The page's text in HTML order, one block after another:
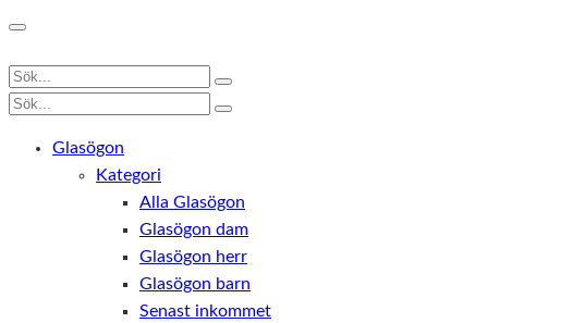
Glasögon
Kategori
Alla Glasögon
Glasögon dam
Glasögon herr
Glasögon barn
Senast inkommet